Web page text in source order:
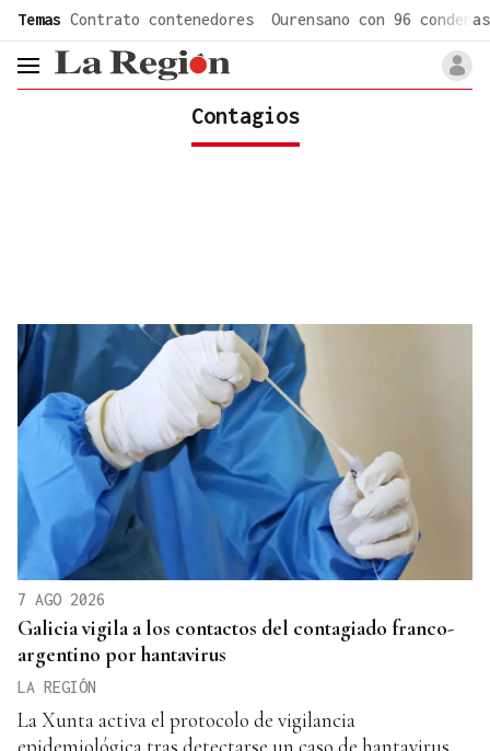
Temas Contrato contenedores Ourensano con 96 condenas
header.menu.open
Contagios
7 AGO 2026
Galicia vigila a los contactos del contagiado franco-
argentino por hantavirus
LA REGIÓN
La Xunta activa el protocolo de vigilancia
epidemiológica tras detectarse un caso de hantavirus